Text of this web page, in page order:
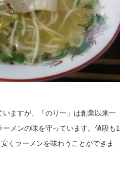
ますが、「のり一」は創業以来一
メンの味を守っています。値段も1
くラーメンを味わうことができま